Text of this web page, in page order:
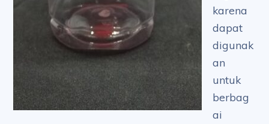
karena
dapat
digunak
an
untuk
berbag
ai